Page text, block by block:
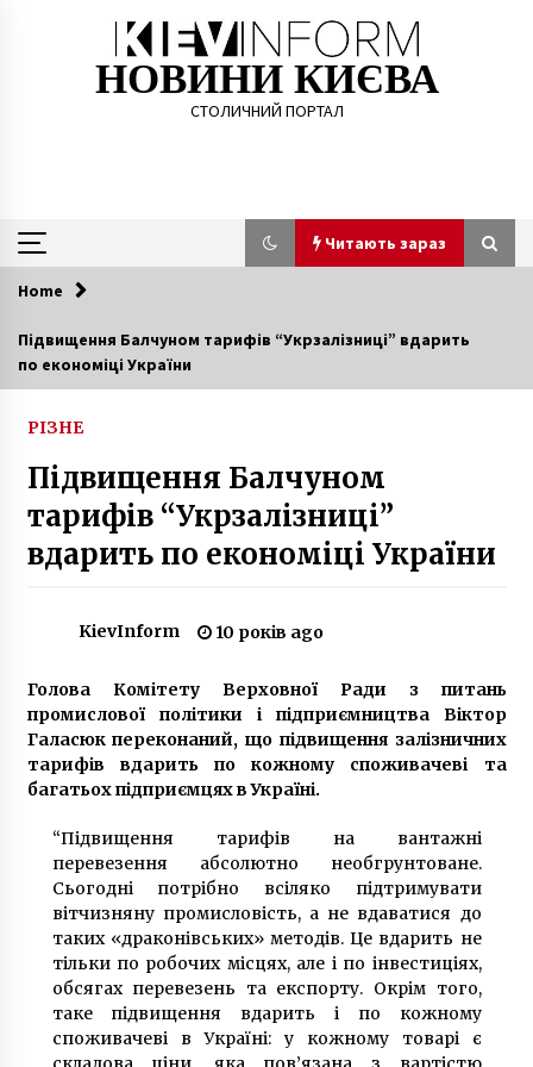
НОВИНИ КИЄВА
СТОЛИЧНИЙ ПОРТАЛ
Читають зараз
Читають зараз
Як Ханкенді став Степанакертом
Коензимні та амінокислотні комплекси: коли
та кому потрібні
3 роки ago
7 років ago
Благоустрий сносит МАФ Рошен на
Святошино (Фото)
10 років ago
ChampionCasino
1 рік ago
На Північному мосту на Троещині в Києві
обмежують рух транспорту
8 років ago
Ранкова стрілянина в Києві: патрульний
отримав 3 вогнепальні поранення
Home
Підвищення Балчуном тарифів “Укрзалізниці” вдарить
по економіці України
РІЗНЕ
Підвищення Балчуном
тарифів “Укрзалізниці”
вдарить по економіці України
KievInform 10 років ago
Голова Комітету Верховної Ради з питань
промислової політики і підприємництва Віктор
Галасюк переконаний, що підвищення залізничних
тарифів вдарить по кожному споживачеві та
багатьох підприємцях в Україні.
“Підвищення тарифів на вантажні
перевезення абсолютно необгрунтоване.
Сьогодні потрібно всіляко підтримувати
вітчизняну промисловість, а не вдаватися до
таких «драконівських» методів. Це вдарить не
тільки по робочих місцях, але і по інвестиціях,
обсягах перевезень та експорту. Окрім того,
таке підвищення вдарить і по кожному
споживачеві в Україні: у кожному товарі є